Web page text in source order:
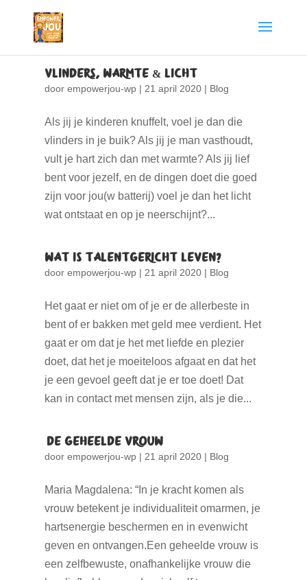
Vlinders, warmte & licht
door empowerjou-wp| 21 april 2020| Blog
Als jij je kinderen knuffelt, voel je dan die
vlinders in je buik? Als jij je man vasthoudt,
vult je hart zich dan met warmte? Als jij lief
bent voor jezelf, en de dingen doet die goed
zijn voor jou(w batterij) voel je dan het licht
wat ontstaat en op je neerschijnt?...
Wat is Talentgericht Leven?
door empowerjou-wp| 21 april 2020| Blog
Het gaat er niet om of je er de allerbeste in
bent of er bakken met geld mee verdient. Het
gaat er om dat je het met liefde en plezier
doet, dat het je moeiteloos afgaat en dat het
je een gevoel geeft dat je er toe doet! Dat
kan in contact met mensen zijn, als je die...
‘De geheelde vrouw’
door empowerjou-wp| 21 april 2020| Blog
Maria Magdalena: “In je kracht komen als
vrouw betekent je individualiteit omarmen, je
hartsenergie beschermen en in evenwicht
geven en ontvangen.Een geheelde vrouw is
een zelfbewuste, onafhankelijke vrouw die